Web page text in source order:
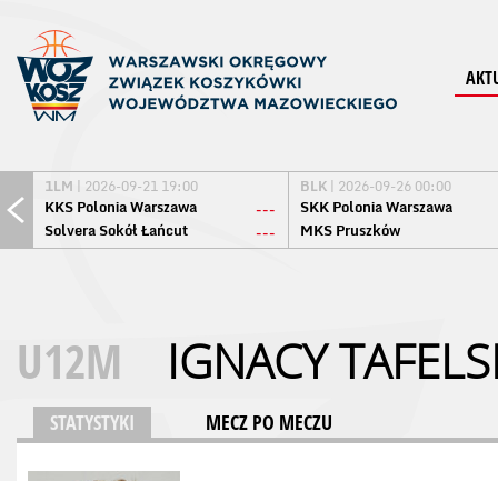
1LM | 2026-09-21 19:00
KKS Polonia Warszawa
---
Solvera Sokół Łańcut
---
BLK | 2026-09-26 00:00
SKK Polonia Warszawa
MKS Pruszków
U12M IGNACY
STATYSTYKI MECZ PO MECZU